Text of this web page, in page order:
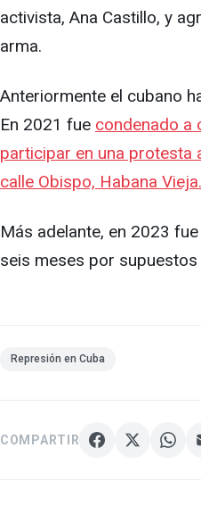
activista, Ana Castillo, y
arma.
Anteriormente el cubano
En 2021 fue condenado a
participar en una protesta
calle Obispo, Habana Vieja.
Más adelante, en 2023
seis meses por
Represión en Cuba
COMPARTIR